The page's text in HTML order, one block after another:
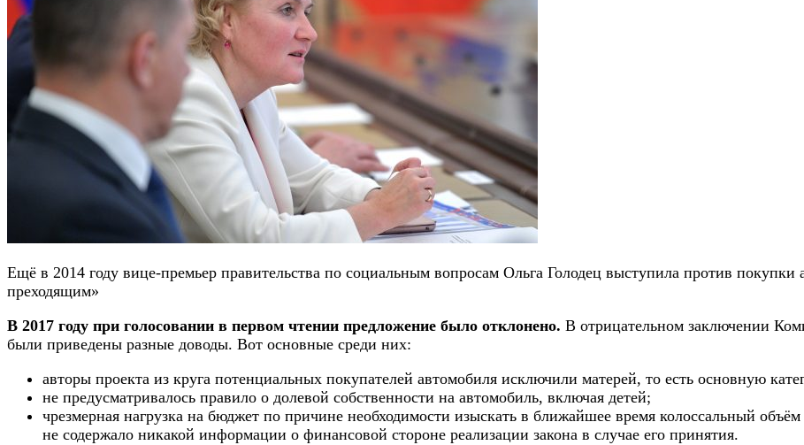
Ещё в 2014 году вице-премьер правительства по социальным вопросам Ольга Голодец выступила против покупки
преходящим»
В 2017 году при голосовании в первом чтении предложение было отклонено. В отрицательном заключении
были приведены разные доводы. Вот основные среди них:
авторы проекта из круга потенциальных покупателей автомобиля исключили матерей, то есть основную
не предусматривалось правило о долевой собственности на автомобиль, включая детей;
чрезмерная нагрузка на бюджет по причине необходимости изыскать в ближайшее время колоссальный
не содержало никакой информации о финансовой стороне реализации закона в случае его принятия.